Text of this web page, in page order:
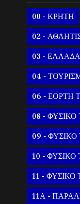
00 - ΚΡΗΤΗ
02 -
03 -
04 -
06 - ΕΟΡΤΗ
08 -
09 -
10 -
11 - ΦΥΣΙΚΟ
11Α -